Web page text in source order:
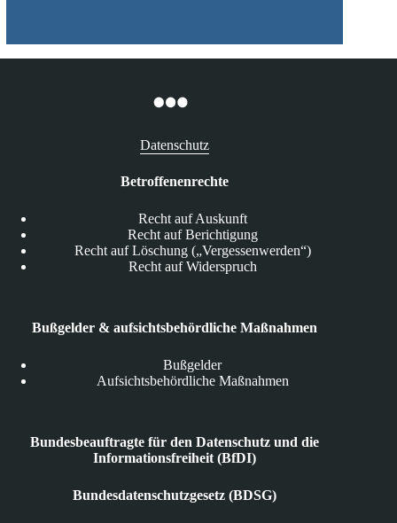
Datenschutz
Betroffenenrechte
Recht auf Auskunft
Recht auf Berichtigung
Recht auf Löschung („Vergessenwerden“)
Recht auf Widerspruch
Bußgelder & aufsichtsbehördliche Maßnahmen
Bußgelder
Aufsichtsbehördliche Maßnahmen
Bundesbeauftragte für den Datenschutz und die
Informationsfreiheit (BfDI)
Bundesdatenschutzgesetz (BDSG)